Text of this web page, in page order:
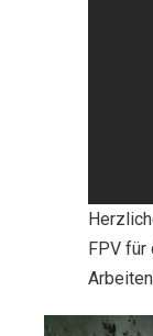
FPV